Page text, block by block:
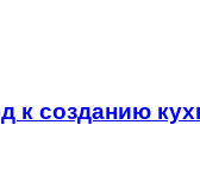
к созданию